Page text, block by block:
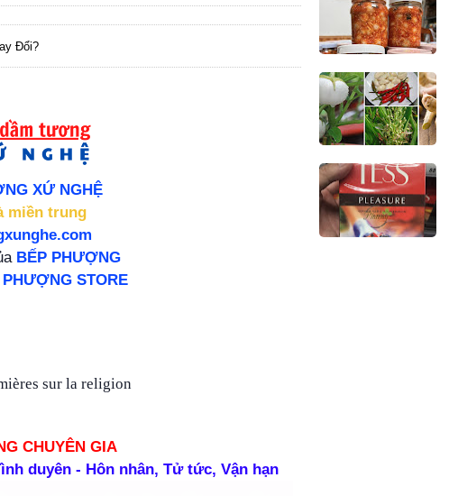
Đổi?
XỨ NGHỆ
miền trung
BẾP PHƯỢNG
PHƯỢNG STORE
sur la religion
CHUYÊN GIA
duyên - Hôn nhân, Tử tức, Vận hạn